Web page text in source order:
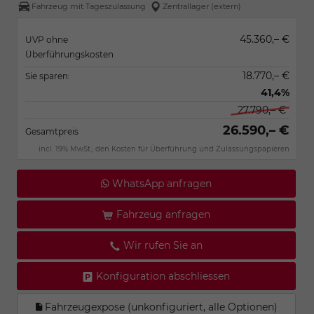
Fahrzeug mit Tageszulassung
Zentrallager (extern)
UVP ohne
Überführungskosten
45.360,– €
Sie sparen:
18.770,– €
41,4%
27.790,– €
Gesamtpreis 26.590,– €
incl. 19% MwSt., den Kosten für Überführung und Zulassungspapieren
WhatsApp anfragen
Fahrzeug anfragen
Wir rufen Sie an
Konfiguration abschliessen
Fahrzeugexpose (unkonfiguriert, alle Optionen)